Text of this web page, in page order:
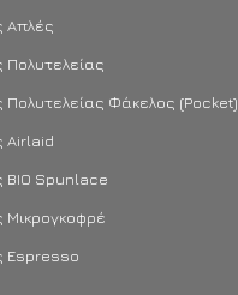
Απλές
Φάκελος (Pocket)
Airlaid
Spunlace
Espresso